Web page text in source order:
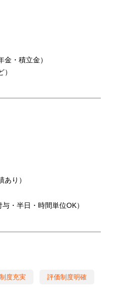
⾦・積⽴⾦）
あり）
・半⽇・時間単位OK）
度充実 評価制度明確